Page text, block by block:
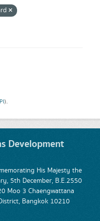
).
Development
His Majesty the
5th December, B.E.2550
Moo 3 Chaengwattana
Bangkok 10210